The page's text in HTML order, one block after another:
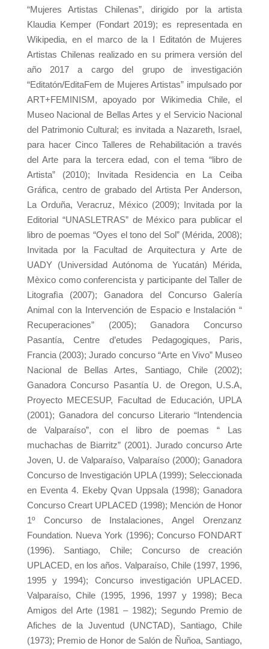
“Mujeres Artistas Chilenas”, dirigido por la artista
Klaudia Kemper (Fondart 2019); es representada en
Wikipedia, en el marco de la I Editatón de Mujeres
Artistas Chilenas realizado en su primera versión del
año 2017 a cargo del grupo de investigación
“Editatón/EditaFem de Mujeres Artistas” impulsado por
ART+FEMINISM, apoyado por Wikimedia Chile, el
Museo Nacional de Bellas Artes y el Servicio Nacional
del Patrimonio Cultural; es invitada a Nazareth, Israel,
para hacer Cinco Talleres de Rehabilitación a través
del Arte para la tercera edad, con el tema “libro de
Artista” (2010); Invitada Residencia en La Ceiba
Gráfica, centro de grabado del Artista Per Anderson,
La Orduña, Veracruz, México (2009); Invitada por la
Editorial “UNASLETRAS” de México para publicar el
libro de poemas “Oyes el tono del Sol” (Mérida, 2008);
Invitada por la Facultad de Arquitectura y Arte de
UADY (Universidad Autónoma de Yucatán) Mérida,
Mèxico como conferencista y participante del Taller de
Litografìa (2007); Ganadora del Concurso Galería
Animal con la Intervención de Espacio e Instalación “
Recuperaciones” (2005); Ganadora Concurso
Pasantía, Centre d’etudes Pedagogiques, Paris,
Francia (2003); Jurado concurso “Arte en Vivo” Museo
Nacional de Bellas Artes, Santiago, Chile (2002);
Ganadora Concurso Pasantía U. de Oregon, U.S.A,
Proyecto MECESUP, Facultad de Educación, UPLA
(2001); Ganadora del concurso Literario “Intendencia
de Valparaíso”, con el libro de poemas “ Las
muchachas de Biarritz” (2001). Jurado concurso Arte
Joven, U. de Valparaíso, Valparaíso (2000); Ganadora
Concurso de Investigación UPLA (1999); Seleccionada
en Eventa 4. Ekeby Qvan Uppsala (1998); Ganadora
Concurso Creart UPLACED (1998); Mención de Honor
1º Concurso de Instalaciones, Angel Orenzanz
Foundation. Nueva York (1996); Concurso FONDART
(1996). Santiago, Chile; Concurso de creación
UPLACED, en los años. Valparaíso, Chile (1997, 1996,
1995 y 1994); Concurso investigación UPLACED.
Valparaíso, Chile (1995, 1996, 1997 y 1998); Beca
Amigos del Arte (1981 – 1982); Segundo Premio de
Afiches de la Juventud (UNCTAD), Santiago, Chile
(1973); Premio de Honor de Salón de Ñuñoa, Santiago,